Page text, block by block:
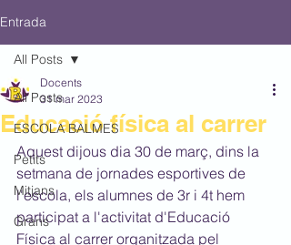
Entrada
All Posts
ESCOLA BALMES
Petits
Mitjans
Grans
All Posts
Educació física al carrer
Docents
31 mar 2023
Aquest dijous dia 30 de març, dins la
setmana de jornades esportives de
l'escola, els alumnes de 3r i 4t hem
participat a l'activitat d'Educació
Física al carrer organitzada pel